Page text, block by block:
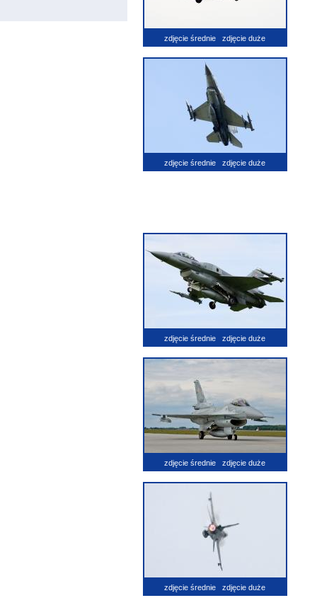
zdjęcie średnie zdjęcie duże
zdjęcie średnie zdjęcie duże
zdjęcie średnie zdjęcie duże
zdjęcie średnie zdjęcie duże
zdjęcie średnie zdjęcie duże